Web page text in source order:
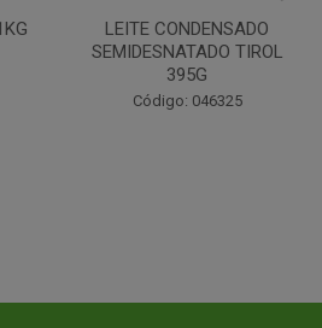
CHANTILINHO EM PO 400G
MIX
Código: 037442